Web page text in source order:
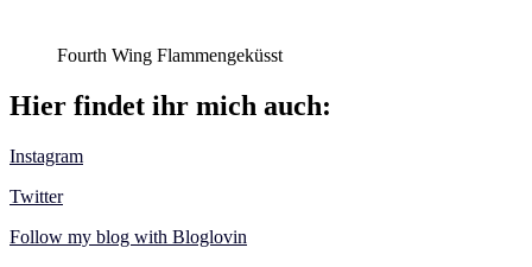
Fourth Wing Flammengeküsst
Hier findet ihr mich auch:
Instagram
Twitter
Follow my blog with Bloglovin